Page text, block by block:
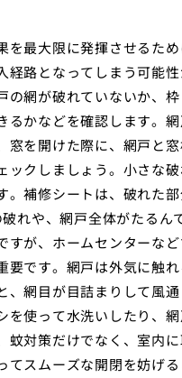
最大限に発揮させるた
路となってしまう可能性
網が破れていないか、
かなどを確認します。
を開けた際に、網戸と
クしましょう。小さな
補修シートは、破れた
れや、網戸全体がたるん
が、ホームセンターな
です。網戸は外気に触れ
網目が目詰まりして風
使って水洗いしたり、
対策だけでなく、室内
スムーズな開閉を妨げ